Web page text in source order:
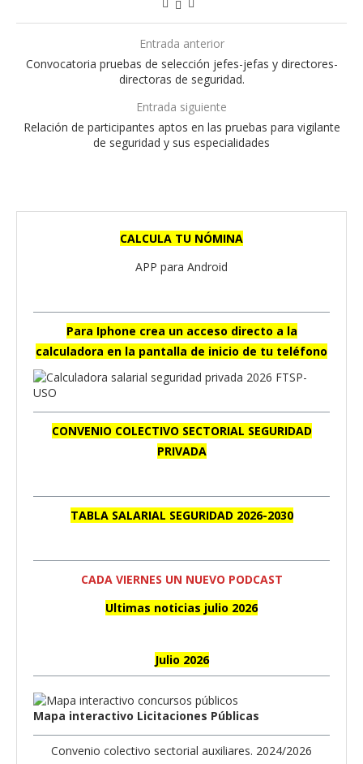
Entrada anterior
Convocatoria pruebas de selección jefes-jefas y directores-
directoras de seguridad.
Entrada siguiente
Relación de participantes aptos en las pruebas para vigilante
de seguridad y sus especialidades
CALCULA TU NÓMINA
APP para Android
Para Iphone crea un acceso directo a la
calculadora en la pantalla de inicio de tu teléfono
CONVENIO COLECTIVO SECTORIAL SEGURIDAD
PRIVADA
TABLA SALARIAL SEGURIDAD 2026-2030
CADA VIERNES UN NUEVO PODCAST
Ultimas noticias julio 2026
Julio 2026
Mapa interactivo Licitaciones Públicas
Convenio colectivo sectorial auxiliares. 2024/2026